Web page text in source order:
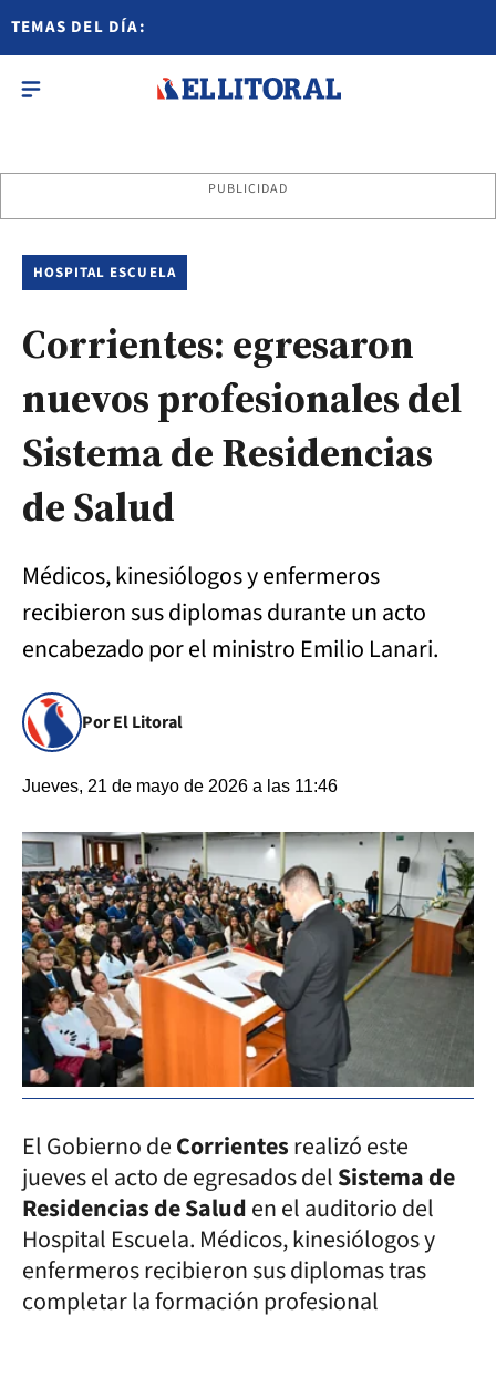
TEMAS DEL DÍA:
PUBLICIDAD
HOSPITAL ESCUELA
Corrientes: egresaron
nuevos profesionales del
Sistema de Residencias
de Salud
Médicos, kinesiólogos y enfermeros
recibieron sus diplomas durante un acto
encabezado por el ministro Emilio Lanari.
Por El Litoral
Jueves, 21 de mayo de 2026 a las 11:46
El Gobierno deCorrientesrealizó este
jueves el acto de egresados delSistema de
Residencias de Saluden el auditorio del
Hospital Escuela. Médicos, kinesiólogos y
enfermeros recibieron sus diplomas tras
completar la formación profesional